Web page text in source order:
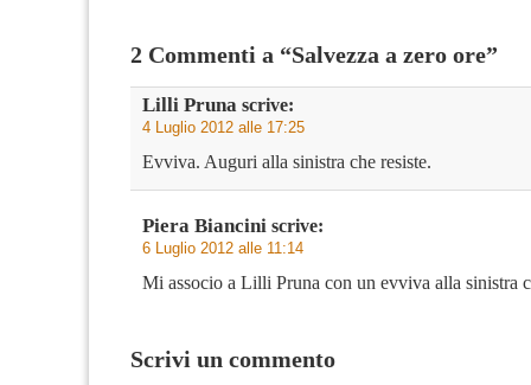
2 Commenti a “Salvezza a zero ore”
Lilli Pruna scrive:
4 Luglio 2012 alle 17:25
Evviva. Auguri alla sinistra che resiste.
Piera Biancini scrive:
6 Luglio 2012 alle 11:14
Mi associo a Lilli Pruna con un evviva alla sinistra
Scrivi un commento